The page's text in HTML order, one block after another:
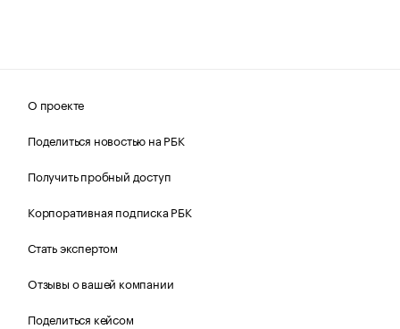
О проекте
Поделиться новостью на РБК
Получить пробный доступ
Корпоративная подписка РБК
Стать экспертом
Отзывы о вашей компании
Поделиться кейсом